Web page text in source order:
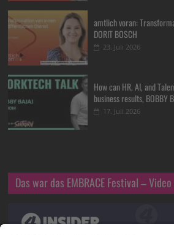
amtlich voran:
DORIT BOSCH
23. Juli 2026
How can HR, AI, and
business results, BOBBY
17. Juli 2026
Das war das EMBRACE Festival –